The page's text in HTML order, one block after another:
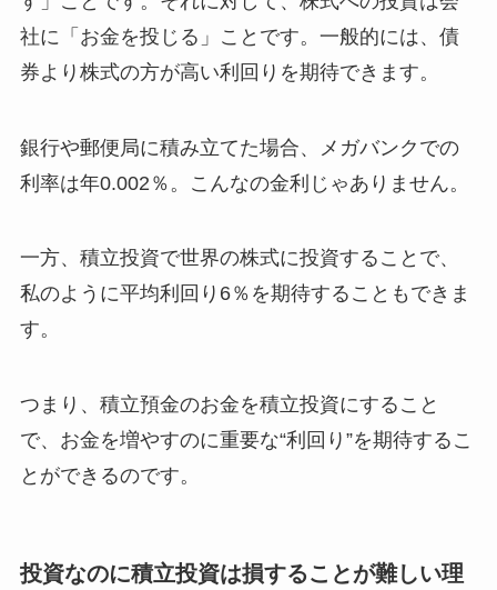
社に「お金を投じる」ことです。一般的には、債
券より株式の方が高い利回りを期待できます。
銀行や郵便局に積み立てた場合、メガバンクでの
利率は年0.002％。こんなの金利じゃありません。
一方、積立投資で世界の株式に投資することで、
私のように平均利回り6％を期待することもできま
す。
つまり、積立預金のお金を積立投資にすること
で、お金を増やすのに重要な“利回り”を期待するこ
とができるのです。
投資なのに積立投資は損することが難しい理